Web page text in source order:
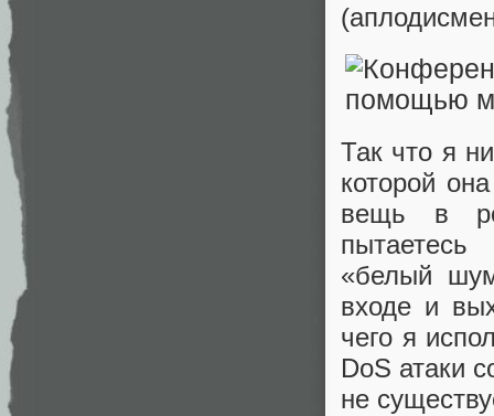
Так что я
которой
вещь в
«белый
входе и
чего я
DoS атаки
не